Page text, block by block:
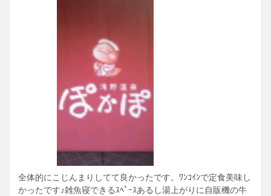
全体的にこじんまりしてて良かったです。ﾜﾝｺｲﾝで定食美味し
かったです♪雑魚寝できるｽﾍﾟｰｽあるし湯上がりに自販機の牛